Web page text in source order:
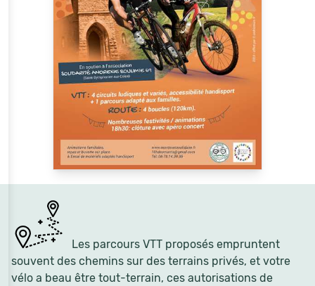
Les parcours VTT proposés empruntent
souvent des chemins sur des terrains privés, et votre
vélo a beau être tout-terrain, ces autorisations de